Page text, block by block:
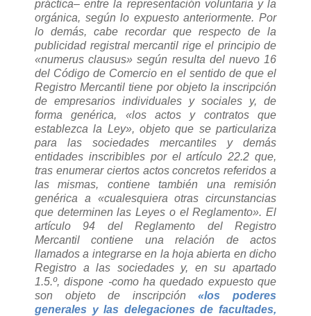
práctica– entre la representación voluntaria y la
orgánica, según lo expuesto anteriormente. Por
lo demás, cabe recordar que respecto de la
publicidad registral mercantil rige el principio de
«numerus clausus» según resulta del nuevo 16
del Código de Comercio en el sentido de que el
Registro Mercantil tiene por objeto la inscripción
de empresarios individuales y sociales y, de
forma genérica, «los actos y contratos que
establezca la Ley», objeto que se particulariza
para las sociedades mercantiles y demás
entidades inscribibles por el artículo 22.2 que,
tras enumerar ciertos actos concretos referidos a
las mismas, contiene también una remisión
genérica a «cualesquiera otras circunstancias
que determinen las Leyes o el Reglamento». El
artículo 94 del Reglamento del Registro
Mercantil contiene una relación de actos
llamados a integrarse en la hoja abierta en dicho
Registro a las sociedades y, en su apartado
1.5.º, dispone -como ha quedado expuesto que
son objeto de inscripción«los poderes
generales y las delegaciones de facultades,